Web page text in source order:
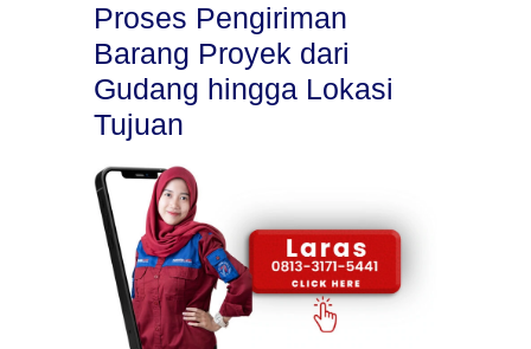
Proses Pengiriman
Barang Proyek dari
Gudang hingga Lokasi
Tujuan